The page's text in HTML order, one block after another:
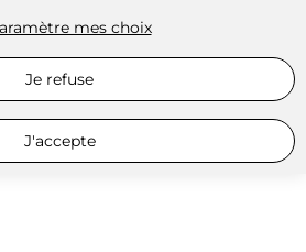
mes choix
Je refuse
J'accepte